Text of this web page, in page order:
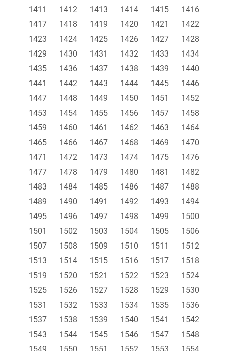
1411
1412 1413 1414 1415
1416
1417
1418 1419 1420 1421
1422
1423
1424 1425 1426 1427
1428
1429
1430 1431 1432 1433
1434
1435
1436 1437 1438 1439
1440
1441
1442 1443 1444 1445
1446
1447
1448 1449 1450 1451
1452
1453
1454 1455 1456 1457
1458
1459
1460 1461 1462 1463
1464
1465
1466 1467 1468 1469
1470
1471
1472 1473 1474 1475
1476
1477
1478 1479 1480 1481
1482
1483
1484 1485 1486 1487
1488
1489
1490 1491 1492 1493
1494
1495
1496 1497 1498 1499
1500
1501
1502 1503 1504 1505
1506
1507
1508 1509 1510 1511
1512
1513
1514 1515 1516 1517
1518
1519
1520 1521 1522 1523
1524
1525
1526 1527 1528 1529
1530
1531
1532 1533 1534 1535
1536
1537
1538 1539 1540 1541
1542
1543
1544 1545 1546 1547
1548